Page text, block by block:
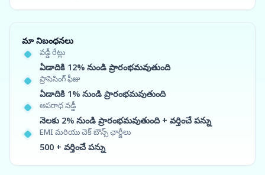
మా నిబంధనలు
వడ్డీ రేట్లు
ఏడాదికి 12% నుండి ప్రారంభమవుతుంది
ప్రాసెసింగ్ ఫీజు
ఏడాదికి 1% నుండి ప్రారంభమవుతుంది
అపరాధ వడ్డీ
నెలకు 2% నుండి ప్రారంభమవుతుంది + వర్తించే పన్ను
EMI మరియు చెక్ బౌన్స్ ఛార్జీలు
500 + వర్తించే పన్ను